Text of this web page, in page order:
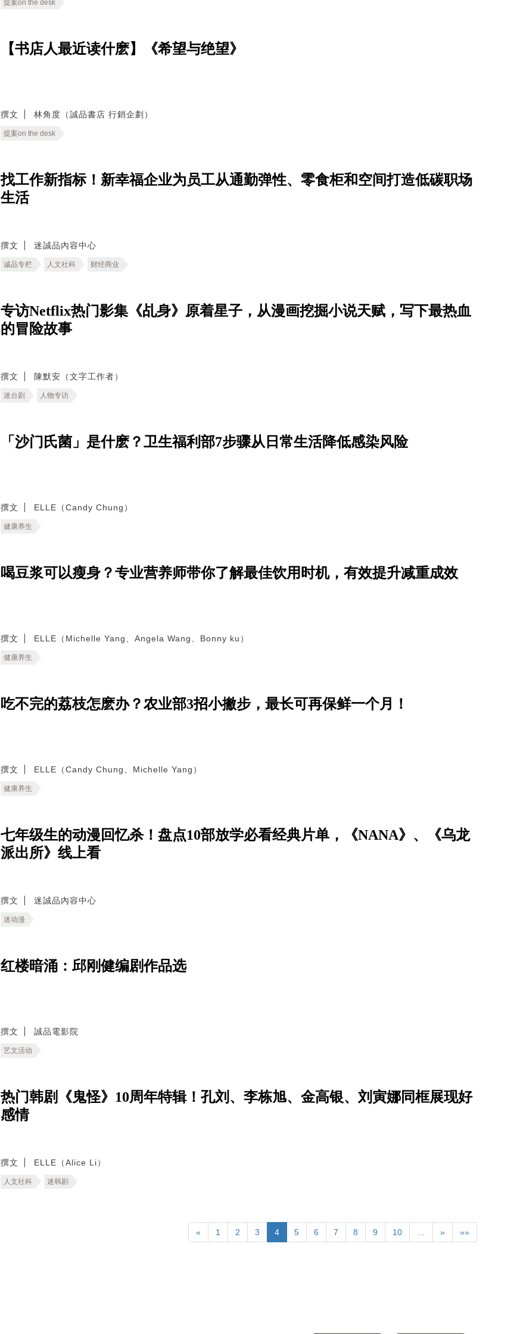
提案on the desk
【书店人最近读什麽】《希望与绝望》
撰文 林角度（誠品書店 行銷企劃）
提案on the desk
找工作新指标！新幸福企业为员工从通勤弹性、零食柜和空间打造低碳职场
生活
撰文 迷誠品內容中心
诚品专栏 人文社科 财经商业
专访Netflix热门影集《乩身》原着星子，从漫画挖掘小说天赋，写下最热血
的冒险故事
撰文 陳默安（文字工作者）
迷台剧 人物专访
「沙门氏菌」是什麽？卫生福利部7步骤从日常生活降低感染风险
撰文 ELLE（Candy Chung）
健康养生
喝豆浆可以瘦身？专业营养师带你了解最佳饮用时机，有效提升减重成效
撰文 ELLE（Michelle Yang、Angela Wang、Bonny ku）
健康养生
吃不完的荔枝怎麽办？农业部3招小撇步，最长可再保鲜一个月！
撰文 ELLE（Candy Chung、Michelle Yang）
健康养生
七年级生的动漫回忆杀！盘点10部放学必看经典片单，《NANA》、《乌龙
派出所》线上看
撰文 迷誠品內容中心
迷动漫
红楼暗涌：邱刚健编剧作品选
撰文 誠品電影院
艺文活动
热门韩剧《鬼怪》10周年特辑！孔刘、李栋旭、金高银、刘寅娜同框展现好
感情
撰文 ELLE（Alice Li）
人文社科 迷韩剧
« 1 2 3 4 5 6 7 8 9 10 … » »»